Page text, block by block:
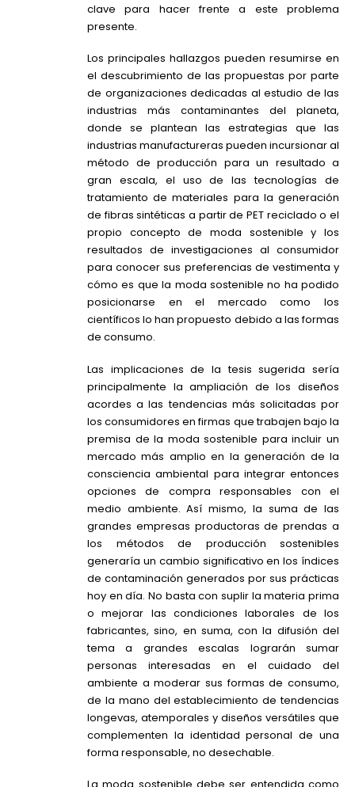
clave para hacer frente a este problema
presente.
Los principales hallazgos pueden resumirse en
el descubrimiento de las propuestas por parte
de organizaciones dedicadas al estudio de las
industrias más contaminantes del planeta,
donde se plantean las estrategias que las
industrias manufactureras pueden incursionar al
método de producción para un resultado a
gran escala, el uso de las tecnologías de
tratamiento de materiales para la generación
de fibras sintéticas a partir de PET reciclado o el
propio concepto de moda sostenible y los
resultados de investigaciones al consumidor
para conocer sus preferencias de vestimenta y
cómo es que la moda sostenible no ha podido
posicionarse en el mercado como los
científicos lo han propuesto debido a las formas
de consumo.
Las implicaciones de la tesis sugerida sería
principalmente la ampliación de los diseños
acordes a las tendencias más solicitadas por
los consumidores en firmas que trabajen bajo la
premisa de la moda sostenible para incluir un
mercado más amplio en la generación de la
consciencia ambiental para integrar entonces
opciones de compra responsables con el
medio ambiente. Así mismo, la suma de las
grandes empresas productoras de prendas a
los métodos de producción sostenibles
generaría un cambio significativo en los índices
de contaminación generados por sus prácticas
hoy en día. No basta con suplir la materia prima
o mejorar las condiciones laborales de los
fabricantes, sino, en suma, con la difusión del
tema a grandes escalas lograrán sumar
personas interesadas en el cuidado del
ambiente a moderar sus formas de consumo,
de la mano del establecimiento de tendencias
longevas, atemporales y diseños versátiles que
complementen la identidad personal de una
forma responsable, no desechable.